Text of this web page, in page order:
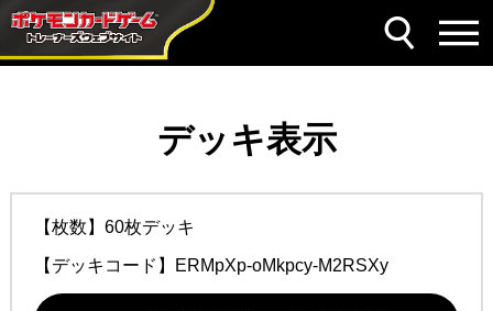
デッキ表示
【枚数】60枚デッキ
【デッキコード】 ERMpXp-oMkpcy-M2RSXy